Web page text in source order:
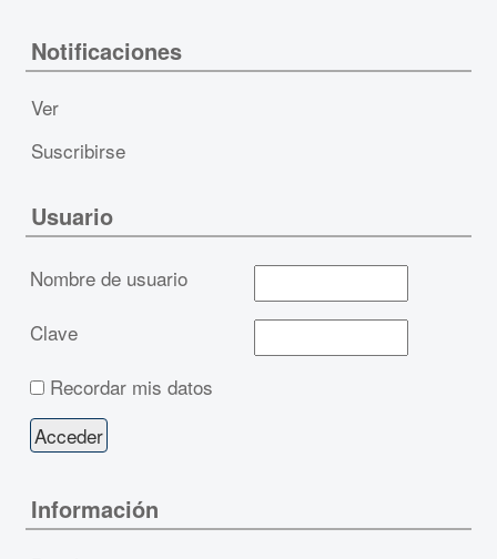
Notificaciones
Ver
Suscribirse
Usuario
Nombre de usuario
Clave
Recordar mis datos
Información